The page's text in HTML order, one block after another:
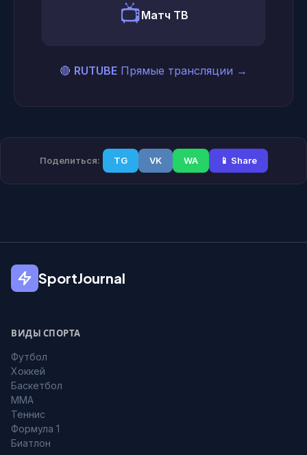
📺Матч ТВ
🔴 RUTUBE Прямые трансляции →
Поделиться: TG VK WA 📱 Share
SportJournal
ВИДЫ СПОРТА
Футбол
Хоккей
Баскетбол
MMA
Теннис
Формула 1
Биатлон